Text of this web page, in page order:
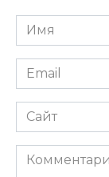
Имя
*
Email
*
Сайт
Комментарий